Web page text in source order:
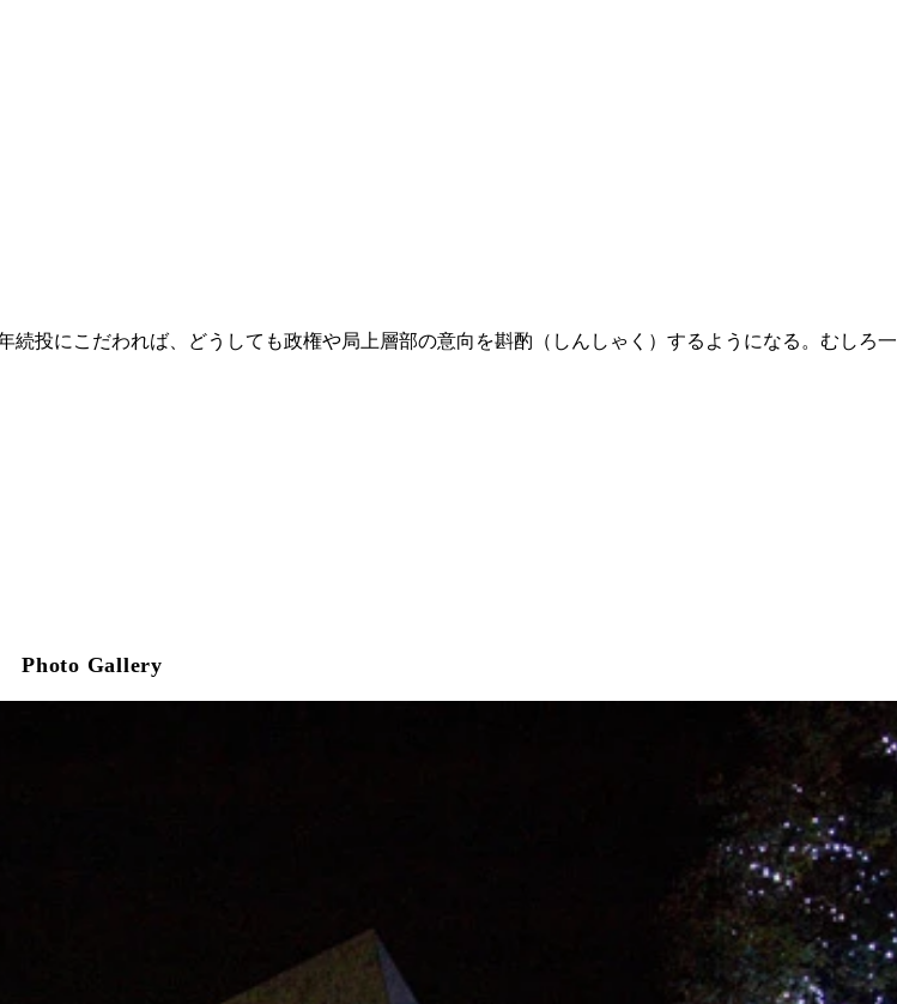
投にこだわれば、どうしても政権や局上層部の意向を斟酌（しんしゃく）するようになる。むしろ一
Photo Gallery